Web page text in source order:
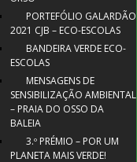
PORTEFÓLIO GALARDÃO
2021 CJB – ECO-ESCOLAS
BANDEIRA VERDE ECO-
ESCOLAS
MENSAGENS DE
SENSIBILIZAÇÃO AMBIENTAL
– PRAIA DO OSSO DA
BALEIA
3.º PRÉMIO – POR UM
PLANETA MAIS VERDE!